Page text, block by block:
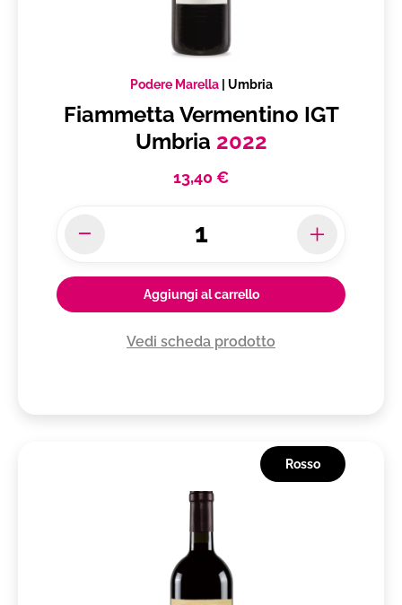
Podere Marella| Umbria
Fiammetta Vermentino IGT
Umbria 2022
13,40 €
Aggiungi al carrello
Vedi scheda prodotto
Rosso